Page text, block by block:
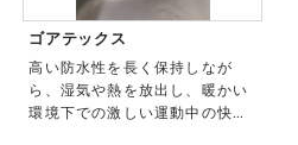
01：ブラック
09：ダークグレー×ブラック
10：ライトグレー×ブラック
11：チャコール×ブラック
ゴアテックス
高い防水性を長く保持しなが
ら、湿気や熱を放出し、暖かい
環境下での激しい運動中の快適